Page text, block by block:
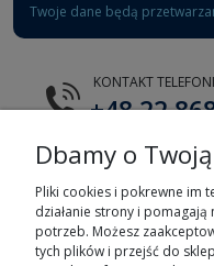
Twoje dane będą
KONTAKT
+48 22
E-MAIL
Dbamy o
Pliki cookies i pokrewne im
działanie strony i
potrzeb. Możesz
tych plików i przejść do